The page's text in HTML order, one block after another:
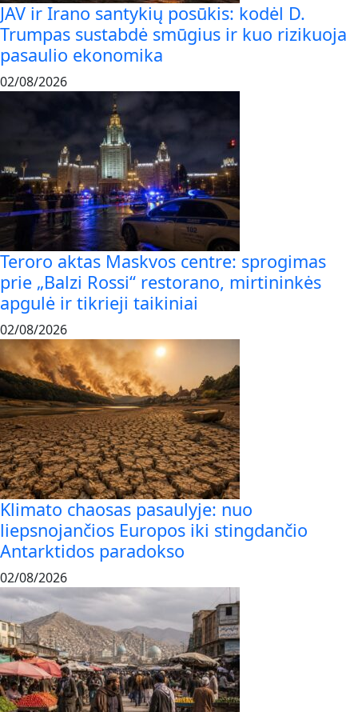
JAV ir Irano santykių posūkis: kodėl D.
Trumpas sustabdė smūgius ir kuo rizikuoja
pasaulio ekonomika
02/08/2026
Teroro aktas Maskvos centre: sprogimas
prie „Balzi Rossi“ restorano, mirtininkės
apgulė ir tikrieji taikiniai
02/08/2026
Klimato chaosas pasaulyje: nuo
liepsnojančios Europos iki stingdančio
Antarktidos paradokso
02/08/2026